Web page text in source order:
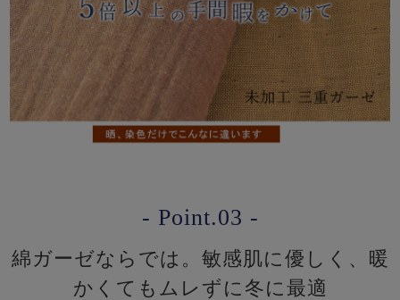
- Point.03 -
綿ガーゼならでは。敏感肌に優しく、暖
かくてもムレずに冬に最適